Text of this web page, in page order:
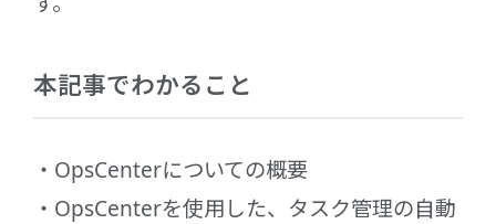
本記事でわかること
OpsCenterについての概要
OpsCenterを使用した、タスク管理の自動